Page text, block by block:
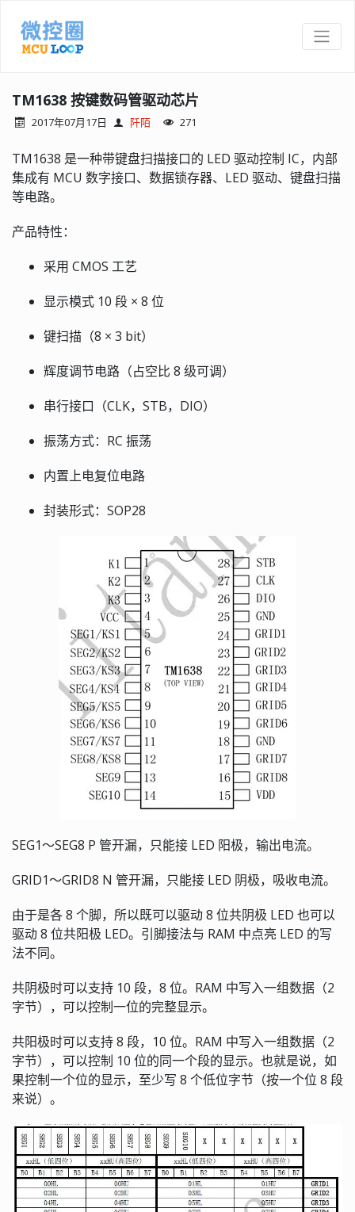
TM1638 按键数码管驱动芯片
2017年07月17日 阡陌 271
TM1638 是一种带键盘扫描接口的 LED 驱动控制 IC，内部
集成有 MCU 数字接口、数据锁存器、LED 驱动、键盘扫描
等电路。
产品特性：
采用 CMOS 工艺
显示模式 10 段 × 8 位
键扫描（8 × 3 bit）
辉度调节电路（占空比 8 级可调）
串行接口（CLK，STB，DIO）
振荡方式：RC 振荡
内置上电复位电路
封装形式：SOP28
SEG1～SEG8 P 管开漏，只能接 LED 阳极，输出电流。
GRID1～GRID8 N 管开漏，只能接 LED 阴极，吸收电流。
由于是各 8 个脚，所以既可以驱动 8 位共阴极 LED 也可以
驱动 8 位共阳极 LED。引脚接法与 RAM 中点亮 LED 的写
法不同。
共阴极时可以支持 10 段，8 位。RAM 中写入一组数据（2
字节），可以控制一位的完整显示。
共阳极时可以支持 8 段，10 位。RAM 中写入一组数据（2
字节），可以控制 10 位的同一个段的显示。也就是说，如
果控制一个位的显示，至少写 8 个低位字节（按一个位 8 段
来说）。